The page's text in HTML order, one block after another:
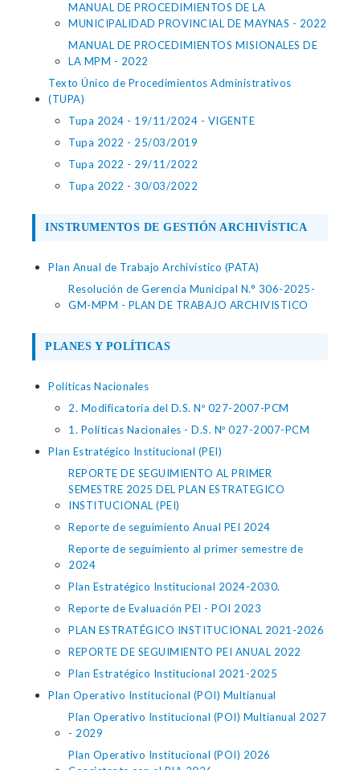
MANUAL DE PROCEDIMIENTOS DE LA
MUNICIPALIDAD PROVINCIAL DE MAYNAS - 2022
MANUAL DE PROCEDIMIENTOS MISIONALES DE
LA MPM - 2022
Texto Único de Procedimientos Administrativos
(TUPA)
Tupa 2024 - 19/11/2024 - VIGENTE
Tupa 2022 - 25/03/2019
Tupa 2022 - 29/11/2022
Tupa 2022 - 30/03/2022
INSTRUMENTOS DE GESTIÓN ARCHIVÍSTICA
Plan Anual de Trabajo Archivístico (PATA)
Resolución de Gerencia Municipal N.° 306-2025-
GM-MPM - PLAN DE TRABAJO ARCHIVISTICO
PLANES Y POLÍTICAS
Políticas Nacionales
2. Modificatoria del D.S. Nº 027-2007-PCM
1. Políticas Nacionales - D.S. Nº 027-2007-PCM
Plan Estratégico Institucional (PEI)
REPORTE DE SEGUIMIENTO AL PRIMER
SEMESTRE 2025 DEL PLAN ESTRATEGICO
INSTITUCIONAL (PEI)
Reporte de seguimiento Anual PEI 2024
Reporte de seguimiento al primer semestre de
2024
Plan Estratégico Institucional 2024-2030.
Reporte de Evaluación PEI - POI 2023
PLAN ESTRATÉGICO INSTITUCIONAL 2021-2026
REPORTE DE SEGUIMIENTO PEI ANUAL 2022
Plan Estratégico Institucional 2021-2025
Plan Operativo Institucional (POI) Multianual
Plan Operativo Institucional (POI) Multianual 2027
- 2029
Plan Operativo Institucional (POI) 2026